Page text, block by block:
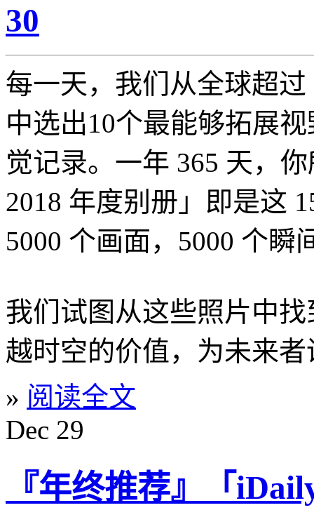
30
每一天，我们从全球超过
中选出10个最能够拓展
觉记录。一年 365 天，
2018 年度别册」即是这
5000 个画面，5000 个瞬
我们试图从这些照片中
越时空的价值，为未来
» 阅读全文
Dec 29
『年终推荐』「